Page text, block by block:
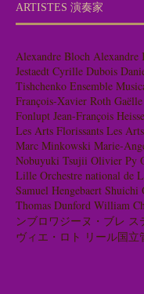
ARTISTES 演奏家
Alexandre Bloch Alexandre
Jestaedt Cyrille Dubois
Tishchenko Ensemble
François-Xavier Roth
Fonlupt Jean-François
Les Arts Florissants Les
Marc Minkowski Marie-
Nobuyuki Tsujii Olivier Py
Lille Orchestre national de
Samuel Hengebaert Shuichi
Thomas Dunford William
ンブロワジーヌ・ブレ ス
ヴィエ・ロト リール国立